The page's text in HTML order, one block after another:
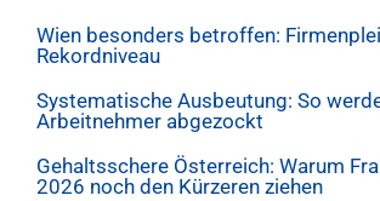
Wien besonders betroffen:
Rekordniveau
Systematische Ausbeutung: So
Arbeitnehmer abgezockt
Gehaltsschere Österreich: Warum
2026 noch den Kürzeren ziehen